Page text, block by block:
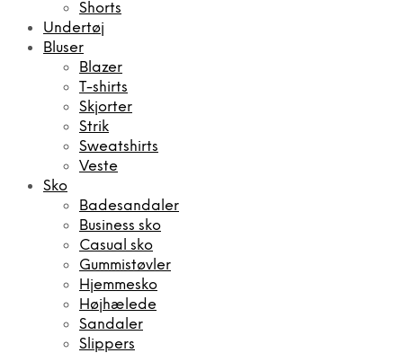
Shorts
Undertøj
Bluser
Blazer
T-shirts
Skjorter
Strik
Sweatshirts
Veste
Sko
Badesandaler
Business sko
Casual sko
Gummistøvler
Hjemmesko
Højhælede
Sandaler
Slippers